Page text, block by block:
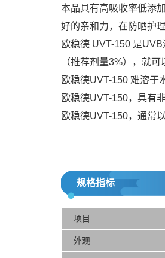
本品具有高吸收率低添
好的亲和力，在防晒护
欧稳德 UVT-150 是
（推荐剂量3%），就可
欧稳德UVT-150 难溶于
欧稳德UVT-150，具有
欧稳德UVT-150，通常
规格指标
项目
外观